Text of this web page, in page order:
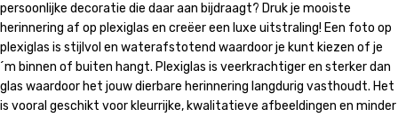
persoonlijke decoratie die daar aan bijdraagt? Druk je mooiste
herinnering af op plexiglas en creëer een luxe uitstraling! Een foto op
plexiglas is stijlvol en waterafstotend waardoor je kunt kiezen of je
´m binnen of buiten hangt. Plexiglas is veerkrachtiger en sterker dan
glas waardoor het jouw dierbare herinnering langdurig vasthoudt. Het
is vooral geschikt voor kleurrijke, kwalitatieve afbeeldingen en minder